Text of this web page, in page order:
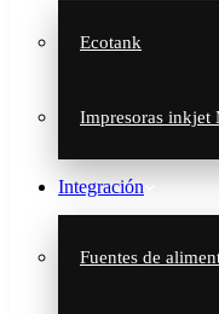
Ecotank
Impresoras inkjet
Integración
Fuentes de